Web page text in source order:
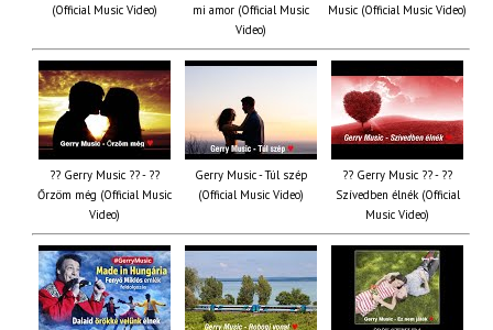
(Official Music Video)
mi amor (Official Music
Video)
Music (Official Music Video)
?? Gerry Music ?? - ??
Őrzöm még (Official Music
Video)
Gerry Music - Túl szép
(Official Music Video)
?? Gerry Music ?? - ??
Szívedben élnék (Official
Music Video)